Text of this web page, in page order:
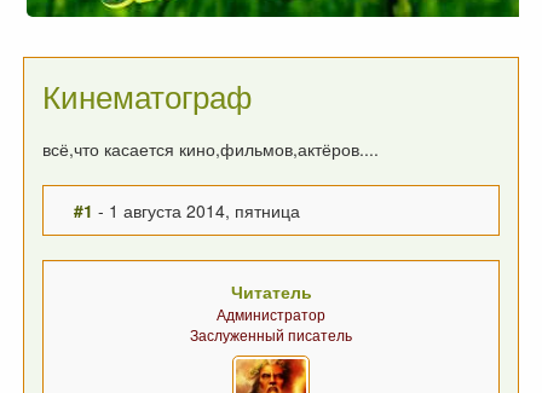
Кинематограф
всё,что касается кино,фильмов,актёров....
#1 - 1 августа 2014, пятница
Читатель
Администратор
Заслуженный писатель